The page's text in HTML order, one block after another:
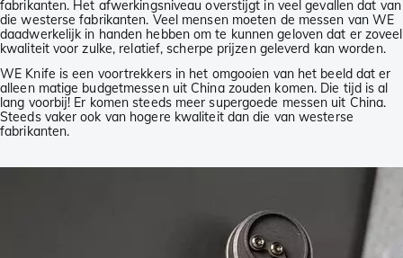
fabrikanten. Het afwerkingsniveau overstijgt in veel gevallen dat van
die westerse fabrikanten. Veel mensen moeten de messen van WE
daadwerkelijk in handen hebben om te kunnen geloven dat er zoveel
kwaliteit voor zulke, relatief, scherpe prijzen geleverd kan worden.
WE Knife is een voortrekkers in het omgooien van het beeld dat er
alleen matige budgetmessen uit China zouden komen. Die tijd is al
lang voorbij! Er komen steeds meer supergoede messen uit China.
Steeds vaker ook van hogere kwaliteit dan die van westerse
fabrikanten.